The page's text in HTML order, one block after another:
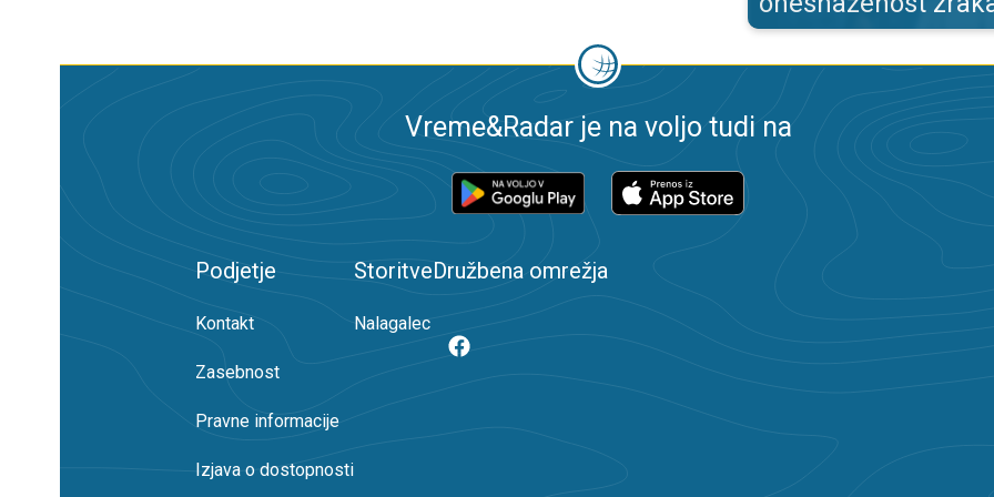
Vreme&Radar je na voljo tudi na
Podjetje
Kontakt
Zasebnost
Pravne informacije
Izjava o dostopnosti
Storitve
Nalagalec
Družbena omrežja